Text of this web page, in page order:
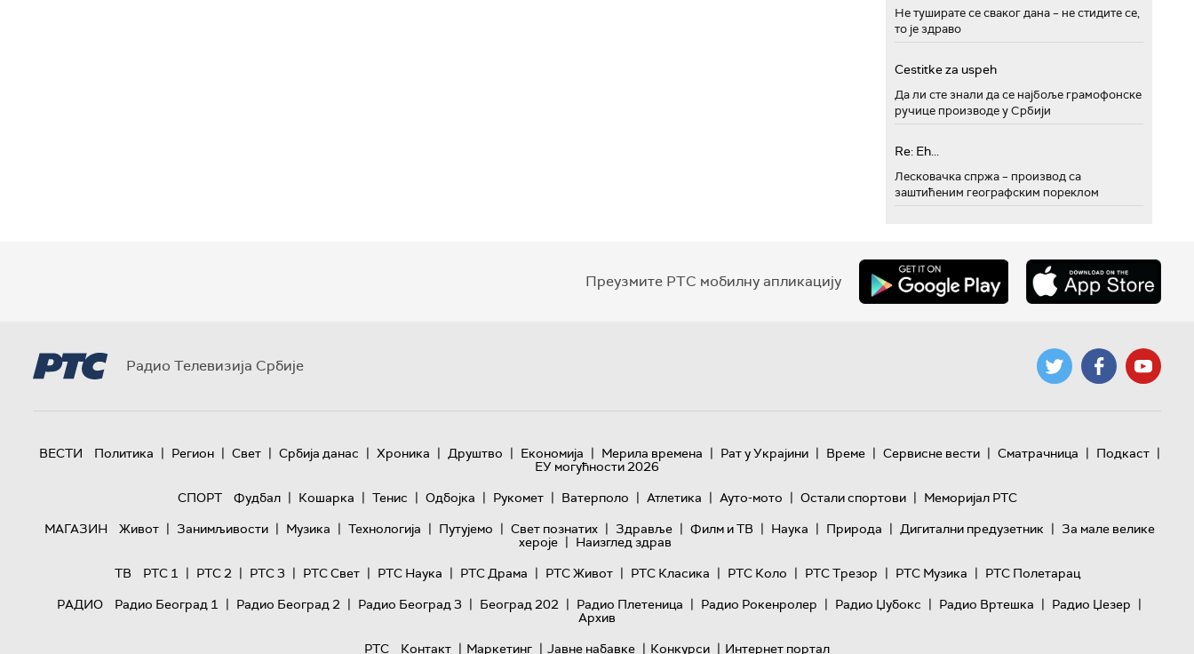
Не туширате се сваког дана – не стидите се,
то је здраво
Cestitke za uspeh
Да ли сте знали да се најбоље грамофонске
ручице производе у Србији
Re: Eh...
Лесковачка спржа – производ са
заштићеним географским пореклом
Преузмите РТС мобилну апликацију
Радио Телевизија Србије
ВЕСТИ Политика | Регион | Свет | Србија данас | Хроника | Друштво | Економија | Мерила времена | Рат у Украјини | Време | Сервисне вести | Сматрачница | Подкаст |
ЕУ могућности 2026
СПОРТ
Фудбал | Кошарка | Тенис | Одбојка | Рукомет | Ватерполо | Атлетика | Ауто-мото | Остали спортови | Меморијал РТС
МАГАЗИН
Живот | Занимљивости | Музика | Технологијa | Путујемо | Свет познатих | Здравље | Филм и ТВ | Наука | Природа | Дигитални предузетник | За мале велике
хероје | Наизглед здрав
ТВ
РТС 1 | РТС 2 | РТС 3 | РТС Свет | РТС Наука | РТС Драма | РТС Живот | РТС Класика | РТС Коло | РТС Трезор | РТС Музика | РТС Полетарац
РАДИО
Радио Београд 1 | Радио Београд 2 | Радио Београд 3 | Београд 202 | Радио Плетеница | Радио Рокенролер | Радио Џубокс | Радио Вртешка | Радио Џезер |
Архив
РТС
Контакт | Маркетинг | Јавне набавке | Конкурси | Интернет портал